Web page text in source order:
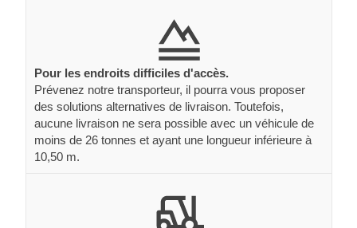
Pour les endroits difficiles d'accès.
Prévenez notre transporteur, il pourra vous proposer
des solutions alternatives de livraison. Toutefois,
aucune livraison ne sera possible avec un véhicule de
moins de 26 tonnes et ayant une longueur inférieure à
10,50 m.